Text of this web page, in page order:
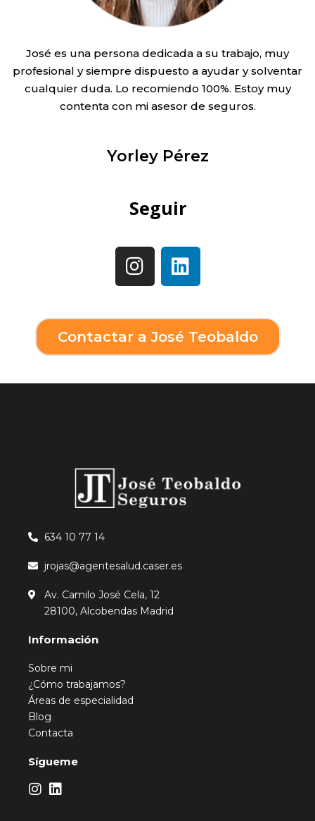
José es una persona dedicada a su trabajo, muy
profesional y siempre dispuesto a ayudar y solventar
cualquier duda. Lo recomiendo 100%. Estoy muy
contenta con mi asesor de seguros.
Yorley Pérez
Seguir
Contactar a José Teobaldo
634 10 77 14
jrojas@agentesalud.caser.es
Av. Camilo José Cela, 12
28100, Alcobendas Madrid
Información
Sobre mi
¿Cómo trabajamos?
Áreas de especialidad
Blog
Contacta
Sígueme